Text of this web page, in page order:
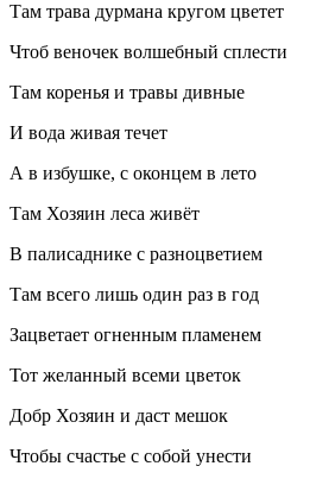
Там трава дурмана кругом цветет
Чтоб веночек волшебный сплести
Там коренья и травы дивные
И вода живая течет
А в избушке, с оконцем в лето
Там Хозяин леса живёт
В палисаднике с разноцветием
Там всего лишь один раз в год
Зацветает огненным пламенем
Тот желанный всеми цветок
Добр Хозяин и даст мешок
Чтобы счастье с собой унести